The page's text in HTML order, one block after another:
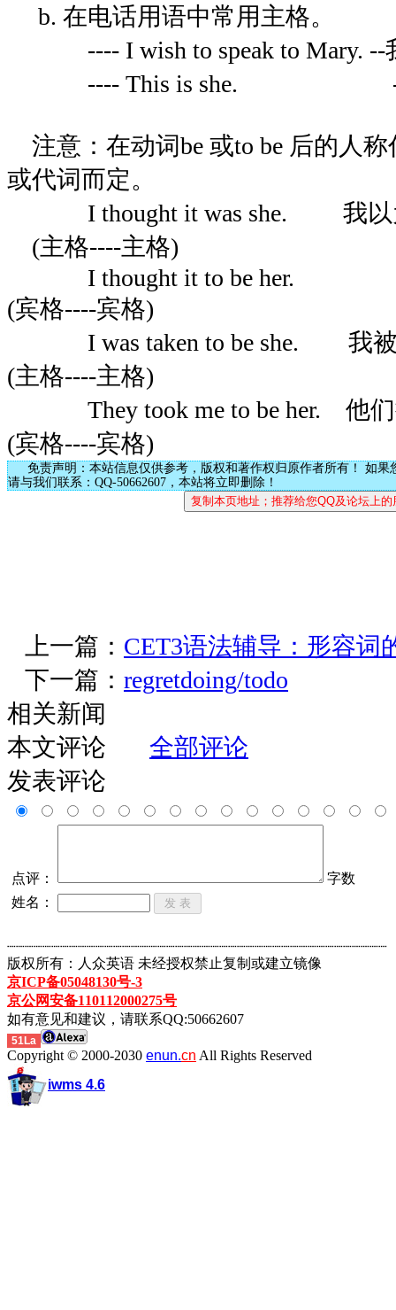
b. 在电话用语中常用主格
---- I wish to speak to Mary. --
---- This is she. --我
注意：在动词be 或to be 后的人
或代词而定。
I thought it was she.
(主格----主格)
I thought it
(宾格----宾格)
I was taken to be she.
(主格----主格)
They took me to be her. 他
(宾格----宾格)
免责声明：本站信息仅供参考，版权和著作权归原作者所有！ 如果
请与我们联系：QQ-50662607，本站将立即删除！
上一篇： CET3语法辅导：形容词
下一篇： regretdoing/todo
相关新闻
本文评论
全部评论
发表评论
点评：
字数
姓名：
┈┈┈┈┈┈┈┈┈┈┈┈┈┈┈┈┈┈┈┈┈┈┈┈┈┈┈┈┈┈┈┈┈┈┈┈┈┈┈┈┈┈┈
版权所有：人众英语 未经授权禁止复制或建立镜像
京ICP备05048130号-3
京公网安备110112000275号
如有意见和建议，请联系QQ:50662607
51La
Copyright © 2000-2030 enun.cn All Rights Reserved
iwms 4.6